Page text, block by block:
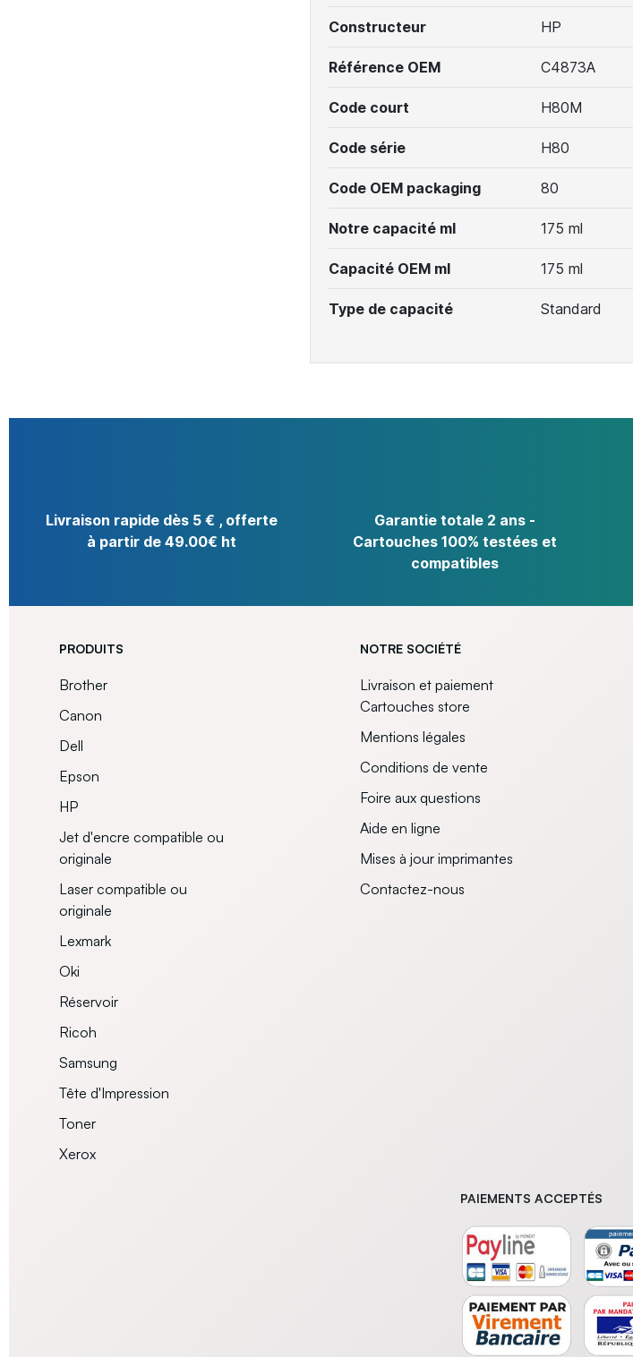
Constructeur HP
Référence OEM C4873A
Code court H80M
Code série H80
Code OEM packaging 80
Notre capacité ml 175 ml
Capacité OEM ml 175 ml
Type de capacité Standard
Livraison rapide dès 5 € , offerte
à partir de 49.00€ ht
Garantie totale 2 ans -
Cartouches 100% testées et
compatibles
PRODUITS
Brother
Canon
Dell
Epson
HP
Jet d'encre compatible ou
originale
Laser compatible ou
originale
Lexmark
Oki
Réservoir
Ricoh
Samsung
Tête d'Impression
Toner
Xerox
NOTRE SOCIÉTÉ
Livraison et paiement
Cartouches store
Mentions légales
Conditions de vente
Foire aux questions
Aide en ligne
Mises à jour imprimantes
Contactez-nous
PAIEMENTS ACCEPTÉS